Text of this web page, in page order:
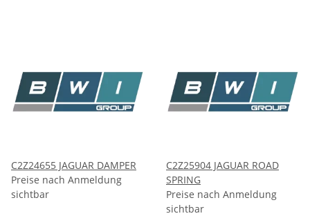
C2Z24655 JAGUAR DAMPER
Preise nach Anmeldung
sichtbar
C2Z25904 JAGUAR ROAD
SPRING
Preise nach Anmeldung
sichtbar